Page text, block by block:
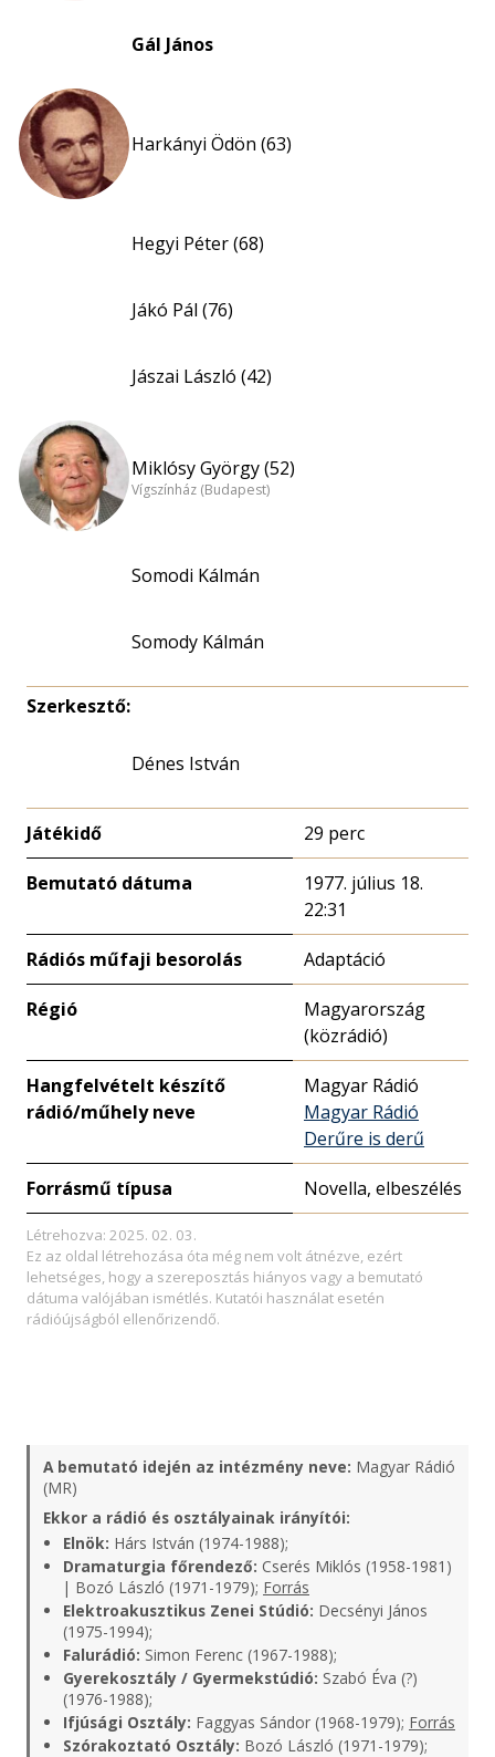
Gál János
Harkányi Ödön (63)
Hegyi Péter (68)
Jákó Pál (76)
Jászai László (42)
Miklósy György (52)
Vígszínház (Budapest)
Somodi Kálmán
Somody Kálmán
Szerkesztő:
Dénes István
Játékidő 29 perc
Bemutató dátuma
1977. július 18.
22:31
Rádiós műfaji besorolás Adaptáció
Régió
Magyarország
(közrádió)
Hangfelvételt készítő
rádió/műhely neve
Magyar Rádió
Magyar Rádió
Derűre is derű
Forrásmű típusa Novella, elbeszélés
Létrehozva: 2025. 02. 03.
Ez az oldal létrehozása óta még nem volt átnézve, ezért
lehetséges, hogy a szereposztás hiányos vagy a bemutató
dátuma valójában ismétlés. Kutatói használat esetén
rádióújságból ellenőrizendő.
A bemutató idején az intézmény neve: Magyar Rádió
(MR)
Ekkor a rádió és osztályainak irányítói:
Elnök: Hárs István (1974-1988);
Dramaturgia főrendező: Cserés Miklós (1958-1981)
| Bozó László (1971-1979); Forrás
Elektroakusztikus Zenei Stúdió: Decsényi János
(1975-1994);
Falurádió: Simon Ferenc (1967-1988);
Gyerekosztály / Gyermekstúdió: Szabó Éva (?)
(1976-1988);
Ifjúsági Osztály: Faggyas Sándor (1968-1979); Forrás
Szórakoztató Osztály: Bozó László (1971-1979);